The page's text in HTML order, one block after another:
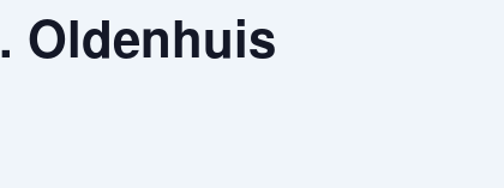
Oldenhuis